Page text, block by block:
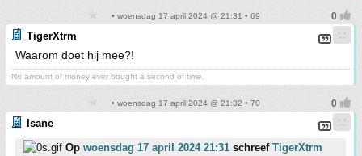
• woensdag 17 april 2024 @ 21:31 • 69
TigerXtrm
Waarom doet hij mee?!
No amount of money ever bought a second of time.
• woensdag 17 april 2024 @ 21:32 • 70
Isane
Op woensdag 17 april 2024 21:31 schreef TigerXtrm